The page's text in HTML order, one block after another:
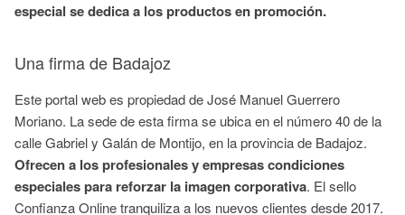
especial se dedica a los productos en promoción.
Una firma de Badajoz
Este portal web es propiedad de José Manuel Guerrero
Moriano. La sede de esta firma se ubica en el número 40 de la
calle Gabriel y Galán de Montijo, en la provincia de Badajoz.
Ofrecen a los profesionales y empresas condiciones
especiales para reforzar la imagen corporativa. El sello
Confianza Online tranquiliza a los nuevos clientes desde 2017.